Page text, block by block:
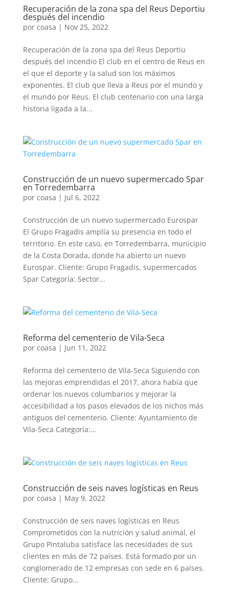
Recuperación de la zona spa del Reus Deportiu
después del incendio
por coasa | Nov 25, 2022
Recuperación de la zona spa del Reus Deportiu
después del incendio El club en el centro de Reus en
el que el deporte y la salud son los máximos
exponentes. El club que lleva a Reus por el mundo y
el mundo por Reus. El club centenario con una larga
historia ligada a la...
Construcción de un nuevo supermercado Spar
en Torredembarra
por coasa | Jul 6, 2022
Construcción de un nuevo supermercado Eurospar
El Grupo Fragadis amplía su presencia en todo el
territorio. En este caso, en Torredembarra, municipio
de la Costa Dorada, donde ha abierto un nuevo
Eurospar. Cliente: Grupo Fragadis, supermercados
Spar Categoría: Sector...
Reforma del cementerio de Vila-Seca
por coasa | Jun 11, 2022
Reforma del cementerio de Vila-Seca Siguiendo con
las mejoras emprendidas el 2017, ahora había que
ordenar los nuevos columbarios y mejorar la
accesibilidad a los pasos elevados de los nichos más
antiguos del cementerio. Cliente: Ayuntamiento de
Vila-Seca Categoría:...
Construcción de seis naves logísticas en Reus
por coasa | May 9, 2022
Construcción de seis naves logísticas en Reus
Comprometidos con la nutrición y salud animal, el
Grupo Pintaluba satisface las necesidades de sus
clientes en más de 72 países. Está formado por un
conglomerado de 12 empresas con sede en 6 países.
Cliente: Grupo...